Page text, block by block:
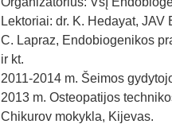
Lektoriai: dr. K. Hedayat,
C. Lapraz, Endobiogenikos
ir kt.
2011-2014 m. Šeimos
2013 m. Osteopatijos
Chikurov mokykla, Kijevas.